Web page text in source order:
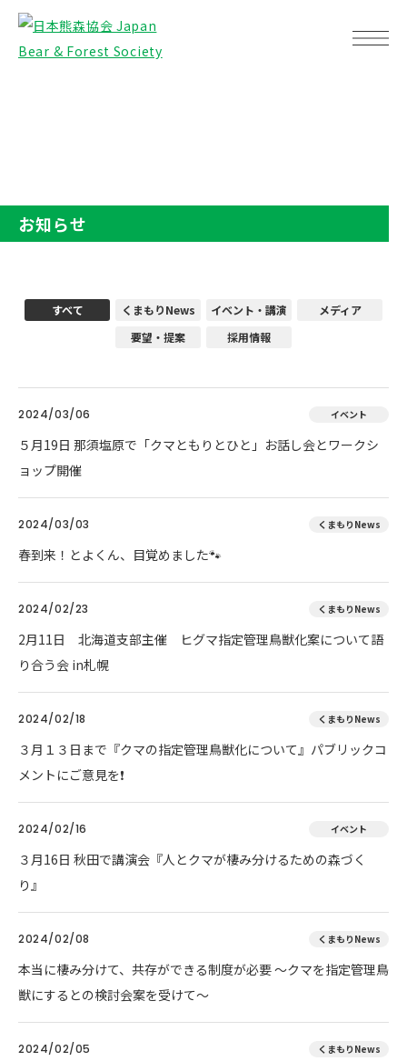
お知らせ
すべて くまもりNews イベント・講演
メディア
要望・提案
採用情報
2024/03/06 イベント
５月19日 那須塩原で「クマともりとひと」お話し会とワークシ
ョップ開催
2024/03/03 くまもりNews
春到来！とよくん、目覚めました🐾
2024/02/23 くまもりNews
2月11日 北海道支部主催 ヒグマ指定管理鳥獣化案について語
り合う会 in札幌
2024/02/18 くまもりNews
３月１３日まで『クマの指定管理鳥獣化について』パブリックコ
メントにご意見を❗
2024/02/16 イベント
３月16日 秋田で講演会『人とクマが棲み分けるための森づく
り』
2024/02/08 くまもりNews
本当に棲み分けて、共存ができる制度が必要 ～クマを指定管理鳥
獣にするとの検討会案を受けて～
2024/02/05 くまもりNews